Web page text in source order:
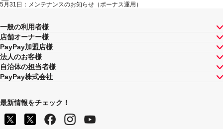
5月31日：メンテナンスのお知らせ（ボーナス運用）
一般の利用者様
店舗オーナー様
PayPay加盟店様
法人のお客様
自治体の担当者様
PayPay株式会社
最新情報をチェック！